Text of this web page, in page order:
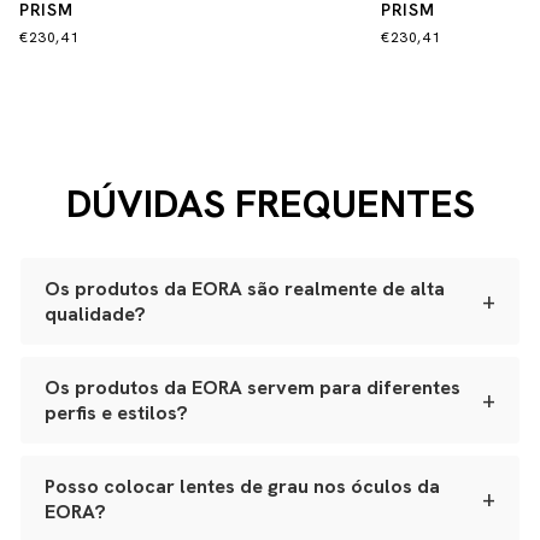
PRISM
€230,41
PRISM
€230,41
DÚVIDAS FREQUENTES
Os produtos da EORA são realmente de alta
qualidade?
+
artesanalmente em ateliês especializados.
Óculos:acetato Mazzucchelli italiano, lentes ZEISS
Bolsas e leather goods:couro natural selecionado,
estrutura reforçada e metais de alta qualidade.
Os produtos da EORA servem para diferentes
perfis e estilos?
+
rosto, e nossos leather goods possuem tamanhos
versáteis, da bolsa de festa ao porta-joias de viagem.
Posso colocar lentes de grau nos óculos da
EORA?
+